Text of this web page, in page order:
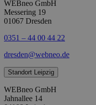
WEBneo GmbH
Messering 19
01067 Dresden
0351 – 44 00 44 22
dresden@webneo.de
Standort Leipzig
WEBneo GmbH
Jahnallee 14